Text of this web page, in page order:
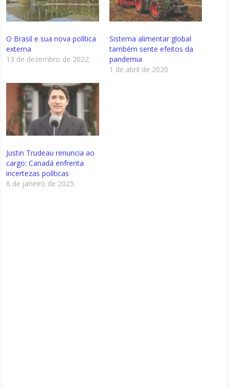
O Brasil e sua nova política
externa
13 de dezembro de 2022
Sistema alimentar global
também sente efeitos da
pandemia
1 de abril de 2020
Justin Trudeau renuncia ao
cargo: Canadá enfrenta
incertezas políticas
6 de janeiro de 2025